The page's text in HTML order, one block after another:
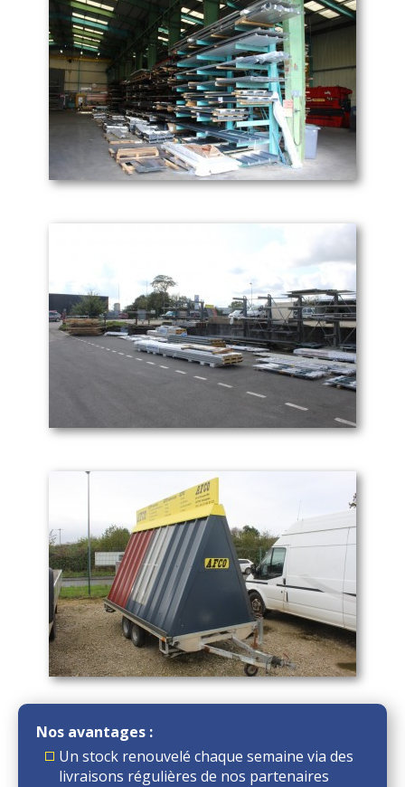
Nos avantages :
Un stock renouvelé chaque semaine via des
livraisons régulières de nos partenaires